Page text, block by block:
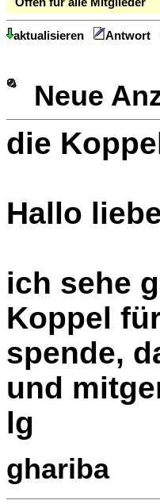
aktualisieren Antwort
Neue
die
Hallo
ich sehe
Koppel
spende,
und
lg
ghariba